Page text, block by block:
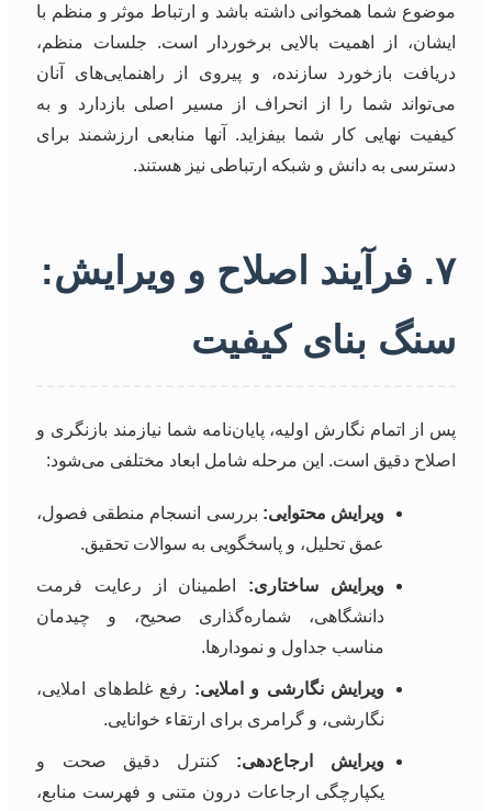
موضوع شما همخوانی داشته باشد و ارتباط موثر و منظم با
ایشان، از اهمیت بالایی برخوردار است. جلسات منظم،
دریافت بازخورد سازنده، و پیروی از راهنمایی‌های آنان
می‌تواند شما را از انحراف از مسیر اصلی بازدارد و به
کیفیت نهایی کار شما بیفزاید. آنها منابعی ارزشمند برای
دسترسی به دانش و شبکه ارتباطی نیز هستند.
۷. فرآیند اصلاح و ویرایش:
سنگ بنای کیفیت
پس از اتمام نگارش اولیه، پایان‌نامه شما نیازمند بازنگری و
اصلاح دقیق است. این مرحله شامل ابعاد مختلفی می‌شود:
ویرایش محتوایی: بررسی انسجام منطقی فصول،
عمق تحلیل، و پاسخگویی به سوالات تحقیق.
ویرایش ساختاری: اطمینان از رعایت فرمت
دانشگاهی، شماره‌گذاری صحیح، و چیدمان
مناسب جداول و نمودارها.
ویرایش نگارشی و املایی: رفع غلط‌های املایی،
نگارشی، و گرامری برای ارتقاء خوانایی.
ویرایش ارجاع‌دهی: کنترل دقیق صحت و
یکپارچگی ارجاعات درون متنی و فهرست منابع،